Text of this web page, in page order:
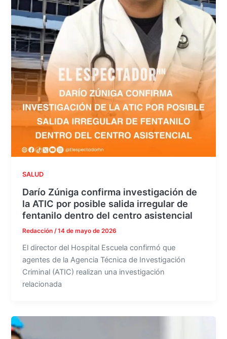
SALUD
Darío Zúniga confirma investigación de
la ATIC por posible salida irregular de
fentanilo dentro del centro asistencial
Redacción /14 de mayo de 2026
El director del Hospital Escuela confirmó que
agentes de la Agencia Técnica de Investigación
Criminal (ATIC) realizan una investigación
relacionada